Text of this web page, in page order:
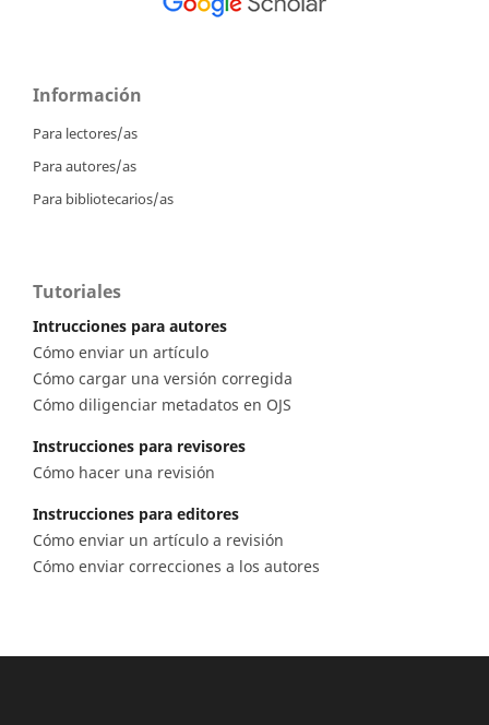
Información
Para lectores/as
Para autores/as
Para bibliotecarios/as
Tutoriales
Intrucciones para autores
Cómo enviar un artículo
Cómo cargar una versión corregida
Cómo diligenciar metadatos en OJS
Instrucciones para revisores
Cómo hacer una revisión
Instrucciones para editores
Cómo enviar un artículo a revisión
Cómo enviar correcciones a los autores